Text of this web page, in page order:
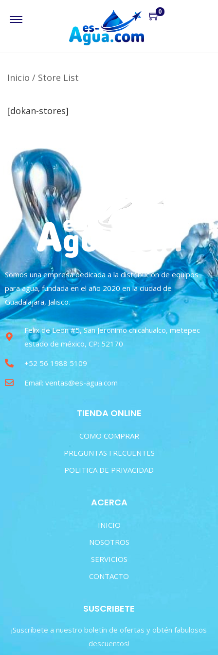
0
Inicio / Store List
[dokan-stores]
Somos una empresa dedicada a la distribución de equipos
para agua, fundada en el año 2020 en la ciudad de
Guadalajara, Jalisco.
Felix de Leon #5, San Jeronimo chicahualco, metepec
estado de méxico, CP: 52170
+52 56 1988 5109
Email: ventas@es-agua.com
TIENDA ONLINE
COMO COMPRAR
PREGUNTAS FRECUENTES
POLITICA DE PRIVACIDAD
ACERCA
INICIO
NOSOTROS
SERVICIOS
CONTACTO
SUSCRIBETE
¡Suscríbete a nuestro boletín de ofertas y obtén fabulosos
descuentos!